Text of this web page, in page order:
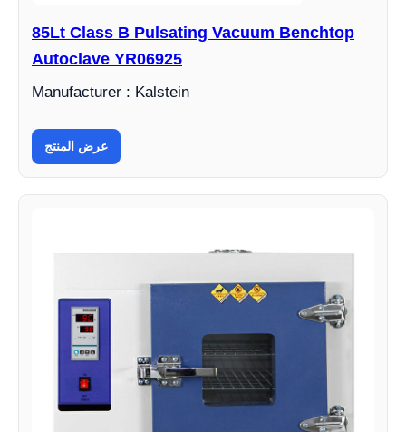
85Lt Class B Pulsating Vacuum Benchtop
Autoclave YR06925
Manufacturer : Kalstein
عرض المنتج